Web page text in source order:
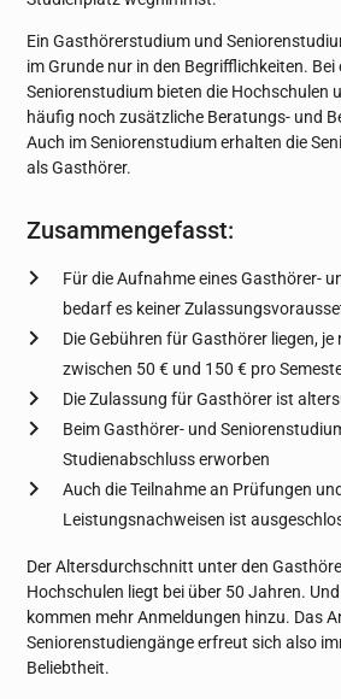
Ein Gasthörerstudium und
im Grunde nur in den Begrifflichkeiten. Bei
Seniorenstudium bieten die Hochschulen
häufig noch zusätzliche Beratungs- und
Auch im Seniorenstudium erhalten die
als Gasthörer.
Zusammengefasst:
Für die Aufnahme eines Gasthörer-
bedarf es keiner
Die Gebühren für Gasthörer liegen,
zwischen 50 € und 150 € pro
Die Zulassung für Gasthörer ist
Beim Gasthörer- und
Studienabschluss erworben
Auch die Teilnahme an Prüfungen
Leistungsnachweisen ist
Der Altersdurchschnitt unter den
Hochschulen liegt bei über 50 Jahren.
kommen mehr Anmeldungen hinzu. Das
Seniorenstudiengänge erfreut sich also
Beliebtheit.